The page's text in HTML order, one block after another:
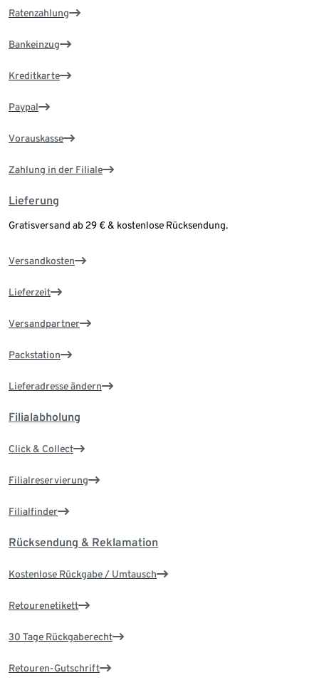
Ratenzahlung
Bankeinzug
Kreditkarte
Paypal
Vorauskasse
Zahlung in der Filiale
Lieferung
Gratisversand ab 29 € & kostenlose Rücksendung.
Versandkosten
Lieferzeit
Versandpartner
Packstation
Lieferadresse ändern
Filialabholung
Click & Collect
Filialreservierung
Filialfinder
Rücksendung & Reklamation
Kostenlose Rückgabe / Umtausch
Retourenetikett
30 Tage Rückgaberecht
Retouren-Gutschrift